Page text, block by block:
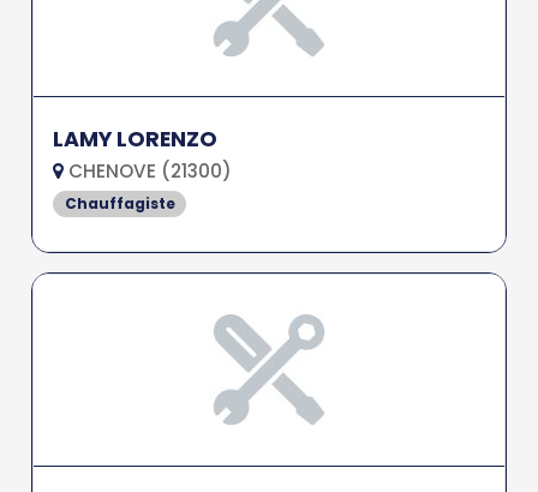
LAMY LORENZO
CHENOVE (21300)
Chauffagiste